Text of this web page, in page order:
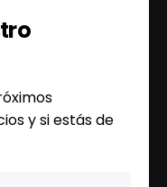
y si estás de